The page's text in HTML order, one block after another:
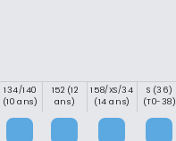
134/140
(10 ans)
152 (12
ans)
158/XS/34
(14 ans)
S (36)
(T0-38)